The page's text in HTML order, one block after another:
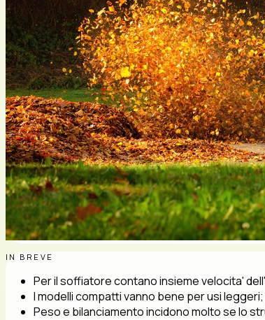
IN BREVE
Per il soffiatore contano insieme velocita'
I modelli compatti vanno bene per usi
Peso e bilanciamento incidono molto se lo